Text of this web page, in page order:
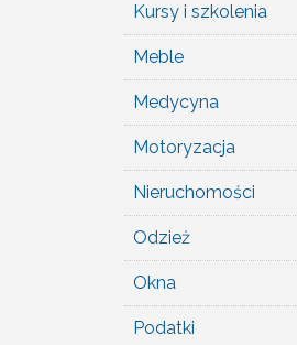
Kursy i szkolenia
Meble
Medycyna
Motoryzacja
Nieruchomości
Odzież
Okna
Podatki